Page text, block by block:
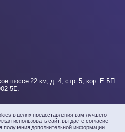
в целях предоставления вам лучшего
использовать сайт, вы даете согласие
получения дополнительной информации
шоссе 22 км, д. 4, стр. 5, кор. Е БП
5Е.